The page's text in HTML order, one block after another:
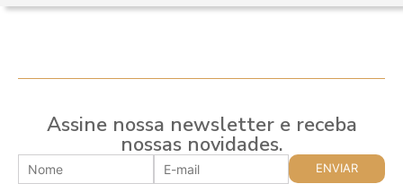
Assine nossa newsletter e receba
nossas novidades.